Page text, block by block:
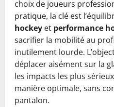
choix de joueurs
pratique, la clé est
hockey et performance
sacrifier la mobilité au
inutilement lourde.
déplacer aisément sur la
les impacts les plus
manière optimale, sans
pantalon.